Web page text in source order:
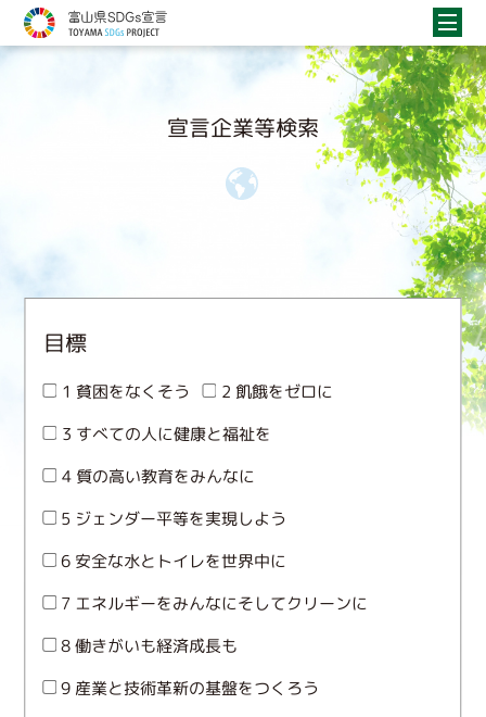
宣言企業等検索
目標
1 貧困をなくそう 2 飢餓をゼロに
3 すべての人に健康と福祉を
4 質の高い教育をみんなに
5 ジェンダー平等を実現しよう
6 安全な水とトイレを世界中に
7 エネルギーをみんなにそしてクリーンに
8 働きがいも経済成長も
9 産業と技術革新の基盤をつくろう